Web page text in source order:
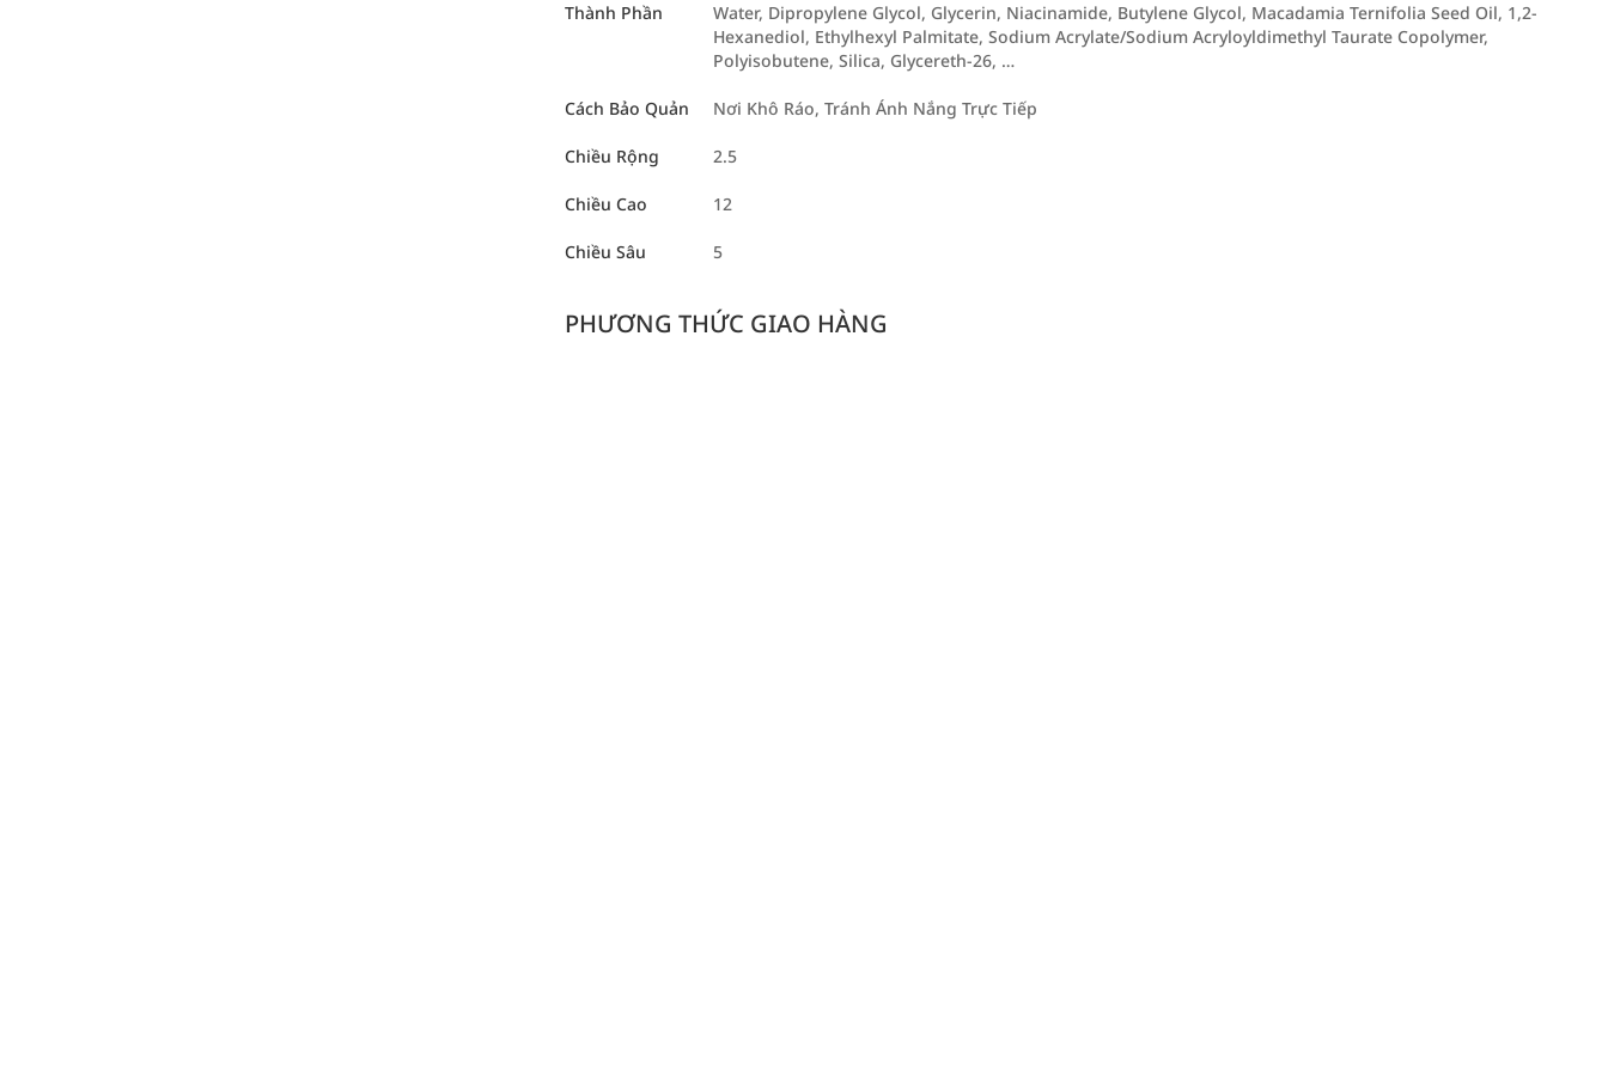
Thành Phần
Water, Dipropylene Glycol, Glycerin, Niacinamide, Butylene Glycol, Macadamia Ternifolia Seed Oil, 1,2-
Hexanediol, Ethylhexyl Palmitate, Sodium Acrylate/Sodium Acryloyldimethyl Taurate Copolymer,
Polyisobutene, Silica, Glycereth-26, …
Cách Bảo Quản Nơi Khô Ráo, Tránh Ánh Nắng Trực Tiếp
Chiều Rộng 2.5
Chiều Cao 12
Chiều Sâu 5
PHƯƠNG THỨC GIAO HÀNG